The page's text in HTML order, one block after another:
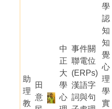
助
理
教
田
意
中
正
大
學
心
事件關
聯電位
(ERPs)
漢語字
詞與句
學
認
知
知
覺
心
理
學
實